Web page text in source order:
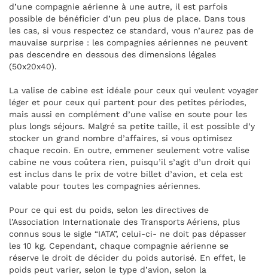
d’une compagnie aérienne à une autre, il est parfois
possible de bénéficier d’un peu plus de place. Dans tous
les cas, si vous respectez ce standard, vous n’aurez pas de
mauvaise surprise : les compagnies aériennes ne peuvent
pas descendre en dessous des dimensions légales
(50x20x40).
La valise de cabine est idéale pour ceux qui veulent voyager
léger et pour ceux qui partent pour des petites périodes,
mais aussi en complément d’une valise en soute pour les
plus longs séjours. Malgré sa petite taille, il est possible d’y
stocker un grand nombre d’affaires, si vous optimisez
chaque recoin. En outre, emmener seulement votre valise
cabine ne vous coûtera rien, puisqu’il s’agit d’un droit qui
est inclus dans le prix de votre billet d’avion, et cela est
valable pour toutes les compagnies aériennes.
Pour ce qui est du poids, selon les directives de
l’Association Internationale des Transports Aériens, plus
connus sous le sigle “IATA”, celui-ci- ne doit pas dépasser
les 10 kg. Cependant, chaque compagnie aérienne se
réserve le droit de décider du poids autorisé. En effet, le
poids peut varier, selon le type d’avion, selon la